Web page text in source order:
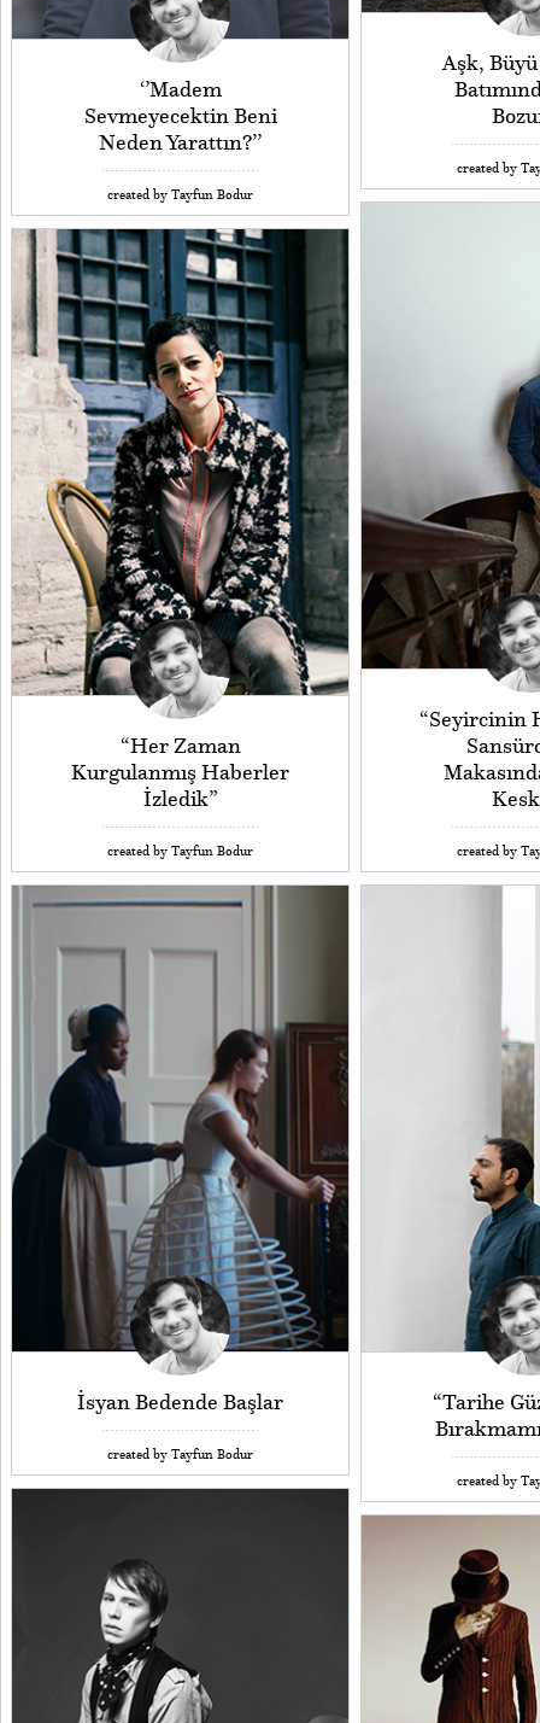
Aşk,
created by
‘’Madem
Sevmeyecektin Beni
Neden Yarattın?’’
created by Tayfun Bodur
“Seyircinin
created by
“Her Zaman
Kurgulanmış Haberler
İzledik”
created by Tayfun Bodur
İsyan Bedende Başlar
created by Tayfun Bodur
“Tarihe
created by